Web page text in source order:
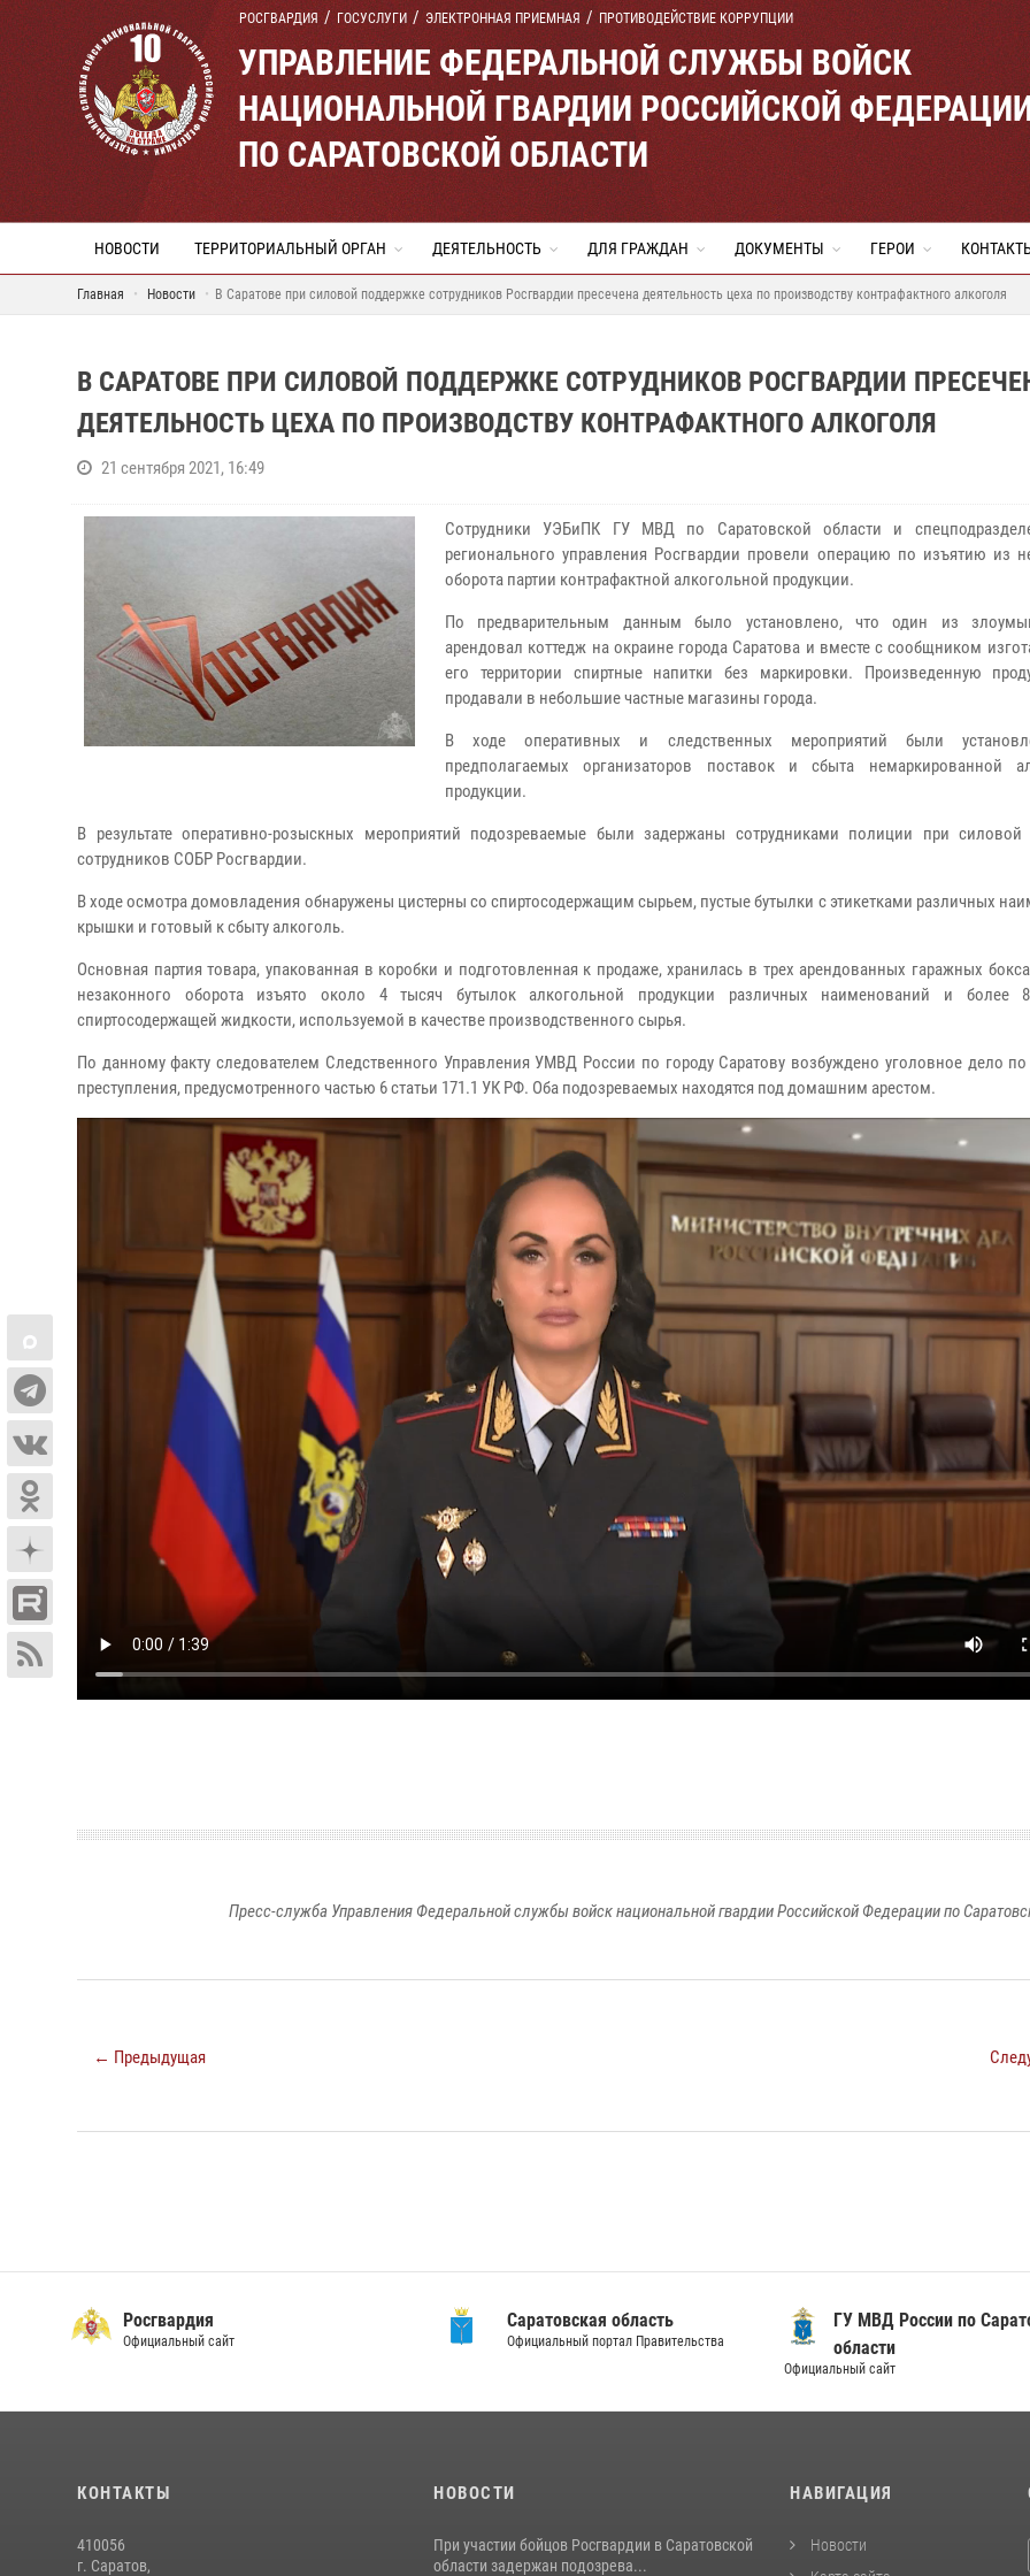
РОСГВАРДИЯ ГОСУСЛУГИ ЭЛЕКТРОННАЯ ПРИЕМНАЯ ПРОТИВОДЕЙСТВИЕ КОРРУПЦИИ
УПРАВЛЕНИЕ ФЕДЕРАЛЬНОЙ СЛУЖБЫ ВОЙСК
НАЦИОНАЛЬНОЙ ГВАРДИИ РОССИЙСКОЙ
ПО САРАТОВСКОЙ ОБЛАСТИ
НОВОСТИ ТЕРРИТОРИАЛЬНЫЙ ОРГАН ДЕЯТЕЛЬНОСТЬ ДЛЯ ГРАЖДАН ДОКУМЕНТЫ ГЕРОИ
Главная Новости В Саратове при силовой поддержке сотрудников Росгвардии пресечена деятельность цеха по производству контрафактного алкоголя
В САРАТОВЕ ПРИ СИЛОВОЙ ПОДДЕРЖКЕ СОТРУДНИКОВ РОСГВАРДИИ
ДЕЯТЕЛЬНОСТЬ ЦЕХА ПО ПРОИЗВОДСТВУ КОНТРАФАКТНОГО АЛКОГОЛЯ
21 сентября 2021, 16:49
Сотрудники УЭБиПК ГУ МВД по Саратовской области и
регионального управления Росгвардии провели операцию по изъятию из
оборота партии контрафактной алкогольной продукции.
По предварительным данным было установлено, что один из
арендовал коттедж на окраине города Саратова и вместе с сообщником
его территории спиртные напитки без маркировки. Произведенную
продавали в небольшие частные магазины города.
В ходе оперативных и следственных мероприятий были
предполагаемых организаторов поставок и сбыта немаркированной
продукции.
В результате оперативно-розыскных мероприятий подозреваемые были задержаны сотрудниками полиции при силовой
сотрудников СОБР Росгвардии.
В ходе осмотра домовладения обнаружены цистерны со спиртосодержащим сырьем, пустые бутылки с этикетками различных
крышки и готовый к сбыту алкоголь.
Основная партия товара, упакованная в коробки и подготовленная к продаже, хранилась в трех арендованных гаражных
незаконного оборота изъято около 4 тысяч бутылок алкогольной продукции различных наименований и более
спиртосодержащей жидкости, используемой в качестве производственного сырья.
По данному факту следователем Следственного Управления УМВД России по городу Саратову возбуждено уголовное дело
преступления, предусмотренного частью 6 статьи 171.1 УК РФ. Оба подозреваемых находятся под домашним арестом.
Пресс-служба Управления Федеральной службы войск национальной гвардии Российской Федерации по
← Предыдущая
Росгвардия
Официальный сайт
Саратовская область
Официальный портал Правительства
ГУ МВД России по
области
Официальный сайт
КОНТАКТЫ
410056
г. Саратов,
НОВОСТИ
При участии бойцов Росгвардии в Саратовской
области задержан подозрева...
НАВИГАЦИЯ
Новости